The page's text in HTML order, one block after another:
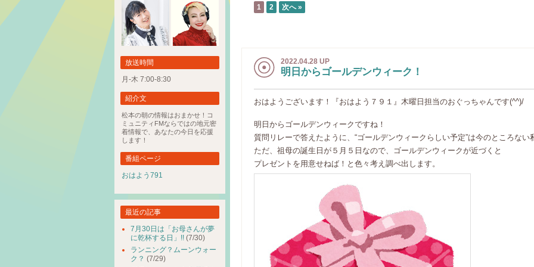
1 2 次へ »
2022.04.28 UP
明日からゴールデンウィーク！
おはようございます！『おはよう７９１』木曜日担当のおぐっちゃんです(^^)/
明日からゴールデンウィークですね！
質問リレーで答えたように、“ゴールデンウィークらしい予定”は今のところない
ただ、祖母の誕生日が５月５日なので、ゴールデンウィークが近づくと
プレゼントを用意せねば！と色々考え調べ出します。
放送時間
月-木 7:00-8:30
紹介文
松本の朝の情報はおまかせ！コ
ミュニティFMならではの地元密
着情報で、あなたの今日を応援
します！
番組ページ
おはよう791
最近の記事
7月30日は「お母さんが夢
に乾杯する日」!! (7/30)
ランニング？ムーンウォー
ク？ (7/29)